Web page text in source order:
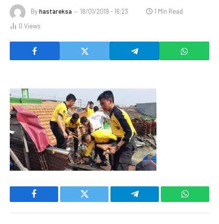
Byhastareksa 18/01/2019 - 16:23
1 Min Read
0 Views
Facebook Twitter Telegram